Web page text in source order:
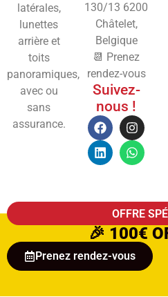
latérales,
lunettes
arrière et
toits
panoramiques,
avec ou
sans
assurance.
130/13 6200
Châtelet,
Belgique
📆 Prenez
rendez-vous
Suivez-
nous !
OFFRE
🎉 100€
Prenez rendez-vous